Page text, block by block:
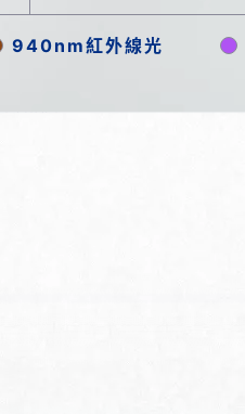
940nm紅外線光